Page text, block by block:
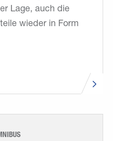
Lage, auch die
wieder in Form